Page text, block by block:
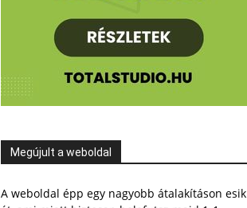
Megújult a weboldal
A weboldal épp egy nagyobb átalakításon esik